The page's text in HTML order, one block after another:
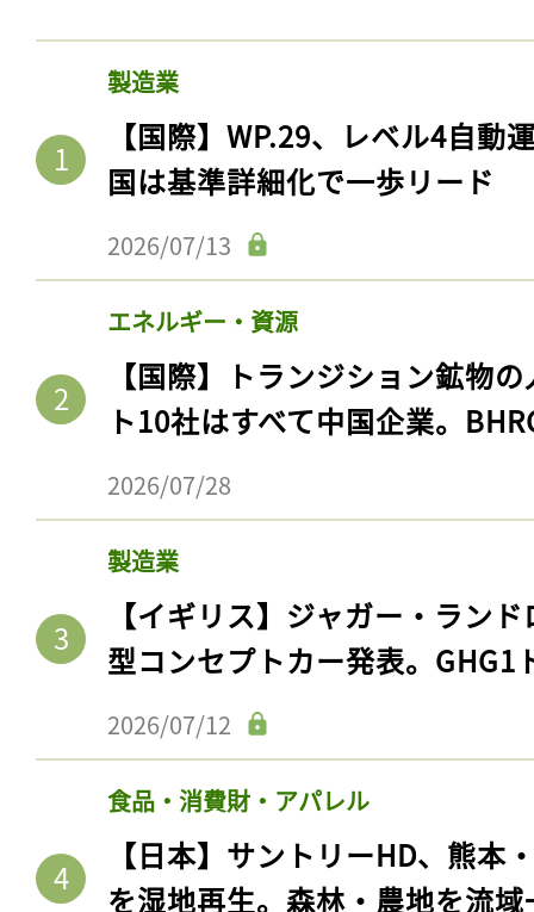
製造業
【国際】WP.29、レベル4自動
国は基準詳細化で一歩リード
2026/07/13
エネルギー・資源
【国際】トランジション鉱物
ト10社はすべて中国企業。
2026/07/28
製造業
【イギリス】ジャガー・ラン
型コンセプトカー発表。GHG1
2026/07/12
食品・消費財・アパレル
【日本】サントリーHD、熊本
を湿地再生。森林・農地を流